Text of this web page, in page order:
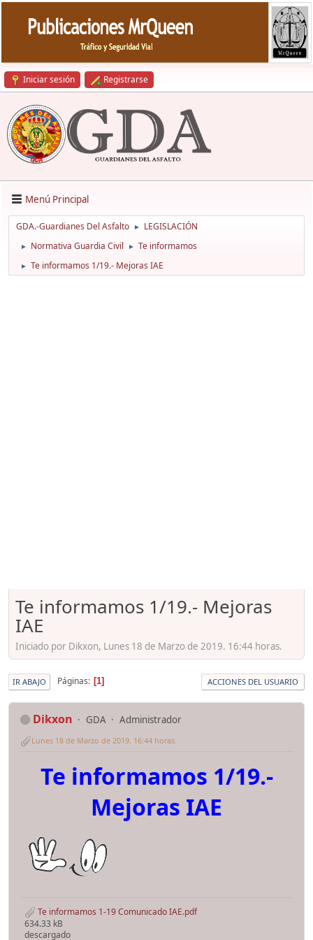
Iniciar sesión Registrarse
Menú Principal
GDA.-Guardianes Del Asfalto ► LEGISLACIÓN
► Normativa Guardia Civil ► Te informamos
► Te informamos 1/19.- Mejoras IAE
Te informamos 1/19.- Mejoras
IAE
Iniciado por Dikxon, Lunes 18 de Marzo de 2019. 16:44 horas.
IR ABAJO Páginas 1 ACCIONES DEL USUARIO
Dikxon GDA Administrador
Lunes 18 de Marzo de 2019. 16:44 horas.
Te informamos 1/19.-
Mejoras IAE
Te informamos 1-19 Comunicado IAE.pdf
634.33 kB
descargado